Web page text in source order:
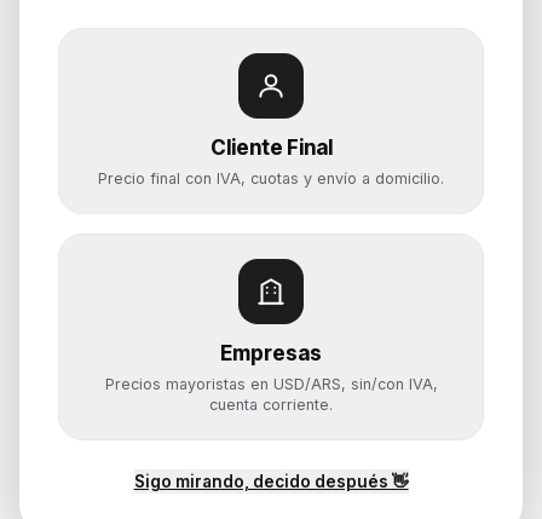
Cliente Final
Precio final con IVA, cuotas y envío a domicilio.
Empresas
Precios mayoristas en USD/ARS, sin/con IVA,
cuenta corriente.
Sigo mirando, decido después 👋
Time to work
Categorías
Notebooks
Servidores y NAS
Componentes
Monitores y Pantallas
Ayuda
Mis pedidos